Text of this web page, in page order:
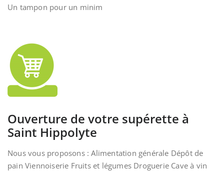
Un tampon pour un minim
Ouverture de votre supérette à
Saint Hippolyte
Nous vous proposons : Alimentation générale Dépôt de
pain Viennoiserie Fruits et légumes Droguerie Cave à vin